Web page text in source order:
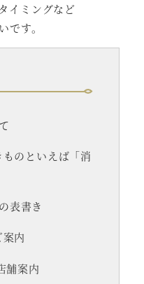
イミングなど
です。
のといえば「消
表書き
内
舗案内